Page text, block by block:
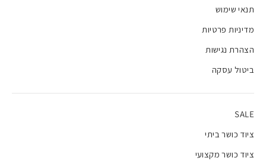
תנאי שימוש
מדיניות פרטיות
הצהרת נגישות
ביטול עסקה
SALE
ציוד כושר ביתי
ציוד כושר מקצועי